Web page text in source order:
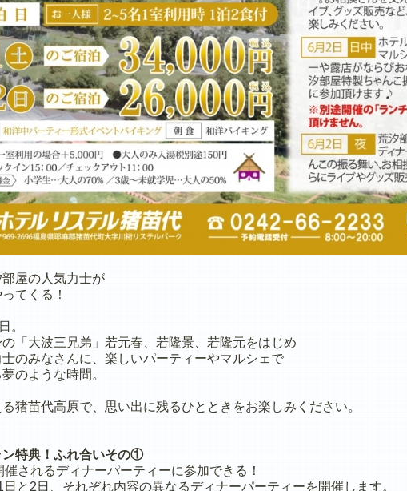
屋の人気力士が
てくる！
。
「大波三兄弟」若元春、若隆景、若隆元をはじめ
のみなさんに、楽しいパーティーやマルシェで
のような時間。
猪苗代高原で、思い出に残るひとときをお楽しみください。
特典！ふれ合いその①
されるディナーパーティーに参加できる！
2日、それぞれ内容の異なるディナーパーティーを開催します。